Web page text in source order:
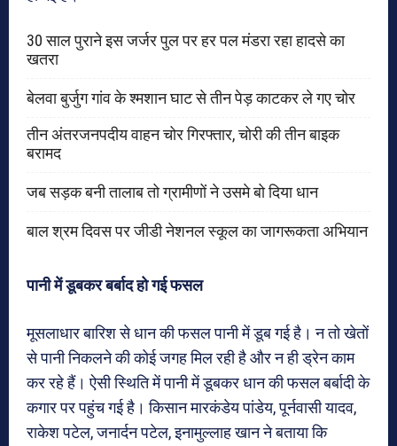
30 साल पुराने इस जर्जर पुल पर हर पल मंडरा रहा हादसे का
खतरा
बेलवा बुर्जुग गांव के श्मशान घाट से तीन पेड़ काटकर ले गए चोर
तीन अंतरजनपदीय वाहन चोर गिरफ्तार, चोरी की तीन बाइक
बरामद
जब सड़क बनी तालाब तो ग्रामीणों ने उसमे बो दिया धान
बाल श्रम दिवस पर जीडी नेशनल स्कूल का जागरूकता अभियान
पानी में डूबकर बर्बाद हो गई फसल
मूसलाधार बारिश से धान की फसल पानी में डूब गई है। न तो खेतों
से पानी निकलने की कोई जगह मिल रही है और न ही ड्रेन काम
कर रहे हैं। ऐसी स्थिति में पानी में डूबकर धान की फसल बर्बादी के
कगार पर पहुंच गई है। किसान मारकंडेय पांडेय, पूर्नवासी यादव,
राकेश पटेल, जनार्दन पटेल, इनामुल्लाह खान ने बताया कि